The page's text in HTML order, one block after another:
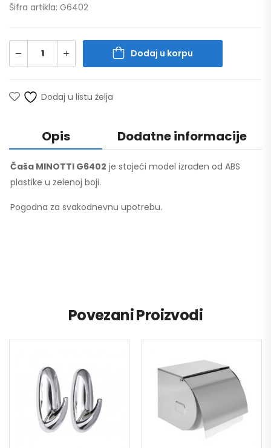
Šifra artikla: G6402
Dodaj u korpu
Dodaj u listu želja
Opis Dodatne informacije
Čaša MINOTTI G6402 je stojeći model izrađen od ABS
plastike u zelenoj boji.
Pogodna za svakodnevnu upotrebu.
Povezani Proizvodi